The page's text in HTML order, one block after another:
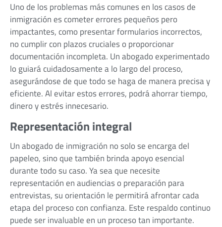
Uno de los problemas más comunes en los casos de
inmigración es cometer errores pequeños pero
impactantes, como presentar formularios incorrectos,
no cumplir con plazos cruciales o proporcionar
documentación incompleta. Un abogado experimentado
lo guiará cuidadosamente a lo largo del proceso,
asegurándose de que todo se haga de manera precisa y
eficiente. Al evitar estos errores, podrá ahorrar tiempo,
dinero y estrés innecesario.
Representación integral
Un abogado de inmigración no solo se encarga del
papeleo, sino que también brinda apoyo esencial
durante todo su caso. Ya sea que necesite
representación en audiencias o preparación para
entrevistas, su orientación le permitirá afrontar cada
etapa del proceso con confianza. Este respaldo continuo
puede ser invaluable en un proceso tan importante.